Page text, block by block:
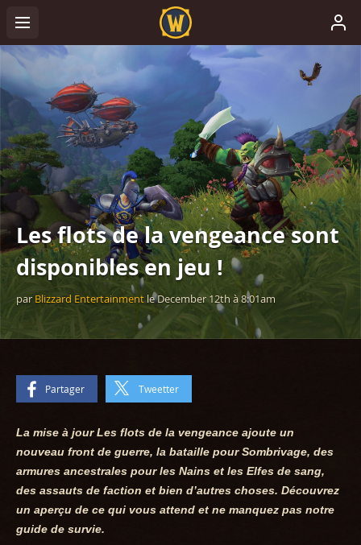
Les flots de la vengeance sont
disponibles en jeu !
par Blizzard Entertainment leDecember 12th à8:01am
Partager Tweetter
La mise à jourLes flots de la vengeance ajoute un
nouveau front de guerre, la bataille pour Sombrivage, des
armures ancestrales pour les Nains et les Elfes de sang,
des assauts de faction et bien d’autres choses. Découvrez
un aperçu de ce qui vous attend et ne manquez pas notre
guide de survie.